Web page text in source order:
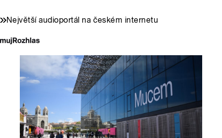
Největší audioportál na českém internetu